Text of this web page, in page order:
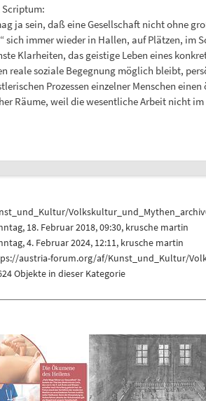
Scriptum:
ja sein, daß eine Gesellschaft nicht ohne
sich immer wieder in Hallen, auf Plätzen,
Klarheiten, das geistige Leben eines
reale soziale Begegnung möglich bleibt,
Prozessen einzelner Menschen
Räume, weil die wesentliche Arbeit nicht
18. Februar 2018, 09:30, krusche martin
4. Februar 2024, 12:11, krusche martin
austria-forum.org/af/Kunst_und_Kultur/
Objekte in dieser Kategorie